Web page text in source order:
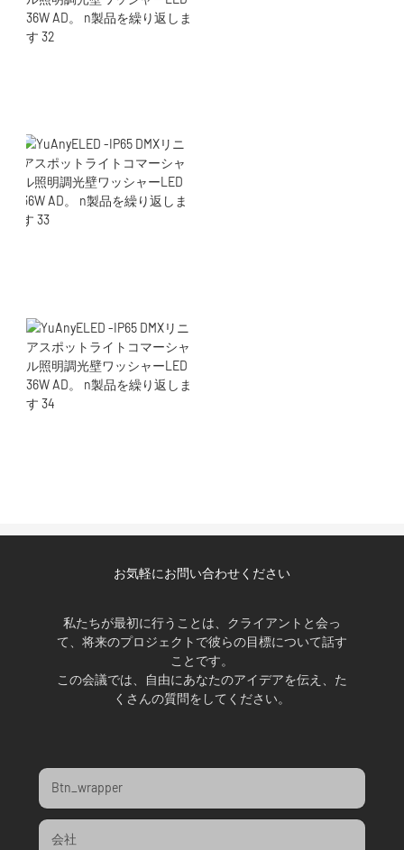
お気軽にお問い合わせください
私たちが最初に行うことは、クライアントと会っ
て、将来のプロジェクトで彼らの目標について話す
ことです。
この会議では、自由にあなたのアイデアを伝え、た
くさんの質問をしてください。
Btn_wrapper
会社